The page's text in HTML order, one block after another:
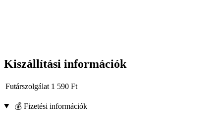
Kiszállítási információk
Futárszolgálat 1 590 Ft
💰 Fizetési információk